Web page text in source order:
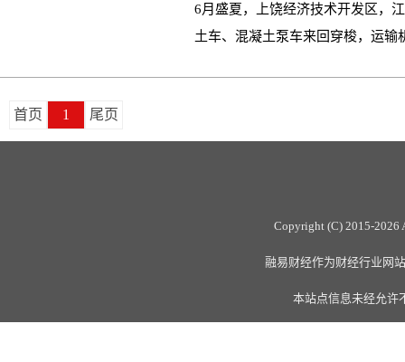
6月盛夏，上饶经济技术开发区，
土车、混凝土泵车来回穿梭，运输
首页 1 尾页
Copyright (C) 2015-2026
融易财经作为财经行业网
本站点信息未经允许